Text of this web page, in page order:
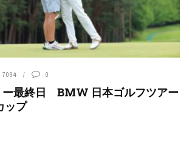
7094 0
ー最終日 BMW 日本ゴルフツアー
ップ